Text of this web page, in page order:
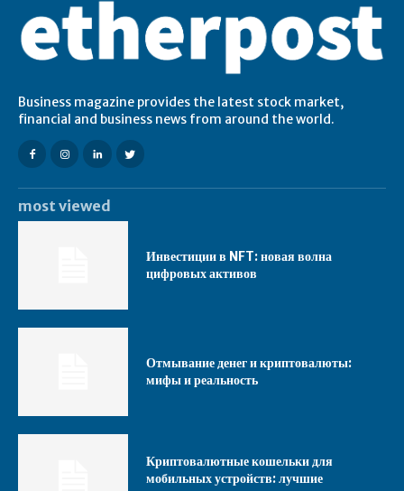
Business magazine provides the latest stock market,
financial and business news from around the world.
most viewed
Инвестиции в NFT: новая волна
цифровых активов
Отмывание денег и криптовалюты:
мифы и реальность
Криптовалютные кошельки для
мобильных устройств: лучшие